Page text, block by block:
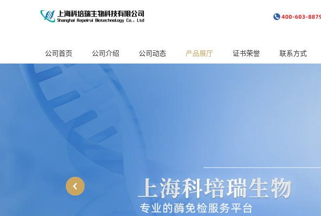
公司首页 公司介绍 公司动态 产品展厅 证书荣誉 联系方式